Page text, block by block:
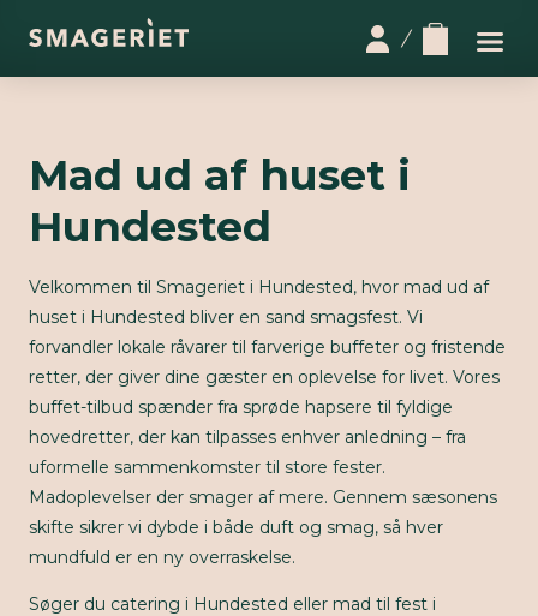
Mad ud af huset i
Hundested
Velkommen til Smageriet i Hundested, hvor mad ud af
huset i Hundested bliver en sand smagsfest. Vi
forvandler lokale råvarer til farverige buffeter og fristende
retter, der giver dine gæster en oplevelse for livet. Vores
buffet-tilbud spænder fra sprøde hapsere til fyldige
hovedretter, der kan tilpasses enhver anledning – fra
uformelle sammenkomster til store fester.
Madoplevelser der smager af mere. Gennem sæsonens
skifte sikrer vi dybde i både duft og smag, så hver
mundfuld er en ny overraskelse.
Søger du catering i Hundested eller mad til fest i